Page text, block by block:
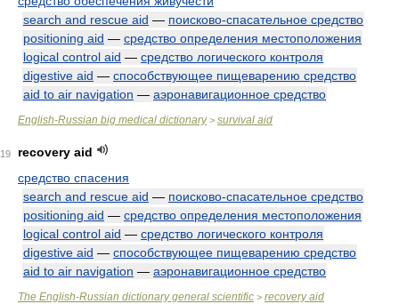
search and rescue aid — поисково-спасательное средство
positioning aid — средство определения местоположения
logical control aid — средство логического контроля
digestive aid — способствующее пищеварению средство
aid to air navigation — аэронавигационное средство
English-Russian big medical dictionary> survival aid
19
recovery aid
средство спасения
search and rescue aid — поисково-спасательное средство
positioning aid — средство определения местоположения
logical control aid — средство логического контроля
digestive aid — способствующее пищеварению средство
aid to air navigation — аэронавигационное средство
The English-Russian dictionary general scientific > recovery aid